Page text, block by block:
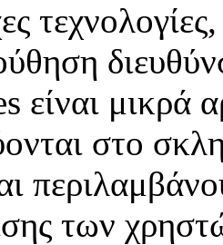
είναι μικρά
στο
των